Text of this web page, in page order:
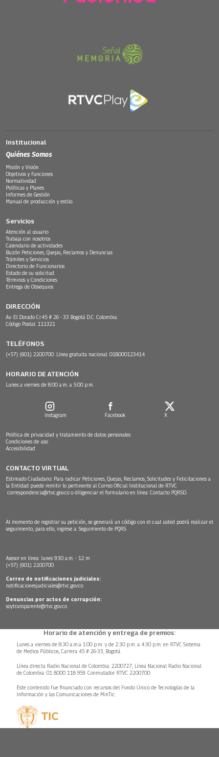
Institucional
Quiénes Somos
Misión y Visión
Objetivos y funciones
Normatividad
Políticas y Planes
Informes de Gestión
Manual de producción y estilo
Servicios
Atención al usuario
Trabaja con nosotros
Calendario de actividades
Buzón Peticiones, Quejas, Reclamos y Denuncias
Trámites y Servicios
Directorio de Funcionarios
Estado de su solicitud
Términos y Condiciones
Entrega de Obsequios
DIRECCIÓN
Av. El Dorado Cr.45 # 26 - 33 Bogotá D.C. Colombia.
Código Postal: 111321
TELÉFONOS
(+57) (601) 2200700. Línea gratuita nacional: 018000123414
HORARIO DE ATENCIÓN
Lunes a viernes de 8:00 a.m. a 5:00 p.m.
Instagram Facebook X
Política de privacidad y tratamiento de datos personales
Condiciones de uso
Accesibilidad
CONTACTO VIRTUAL
Estimado Ciudadano: Para radicar Peticiones, Quejas, Reclamos, Solicitudes y Felicitaciones a
la Entidad puede remitir lo pertinente al Correo Oficial Institucional de RTVC
correspondencia@rtvc.gov.co o diligenciar el formulario en línea: Contacto PQRSD.
Al momento de registrar su petición, se generará un código con el cual usted podrá realizar el
seguimiento, para ello, ingrese a: Seguimiento de PQRS
Asesor en línea: lunes 9:30 a.m. - 12 m
(+57) (601) 2200700
Correo de notificaciones judiciales:
notificacionesjudiciales@rtvc.gov.co
Denuncias por actos de corrupción:
soytransparente@rtvc.gov.co
Horario de atención y entrega de premios:
Lunes a viernes de 8:30 a.m.a 1:00 p.m. y de 2:30 p.m. a 4:30 p.m. en RTVC Sistema
de Medios Públicos, Carrera 45 # 26-33, Bogotá.
Línea directa Radio Nacional de Colombia: 2200727, Línea Nacional Radio Nacional
de Colombia: 01 8000 118 959. Conmutador RTVC 2200700
Este contenido fue financiado con recursos del Fondo Único de Tecnologías de la
Información y las Comunicaciones de MinTic.